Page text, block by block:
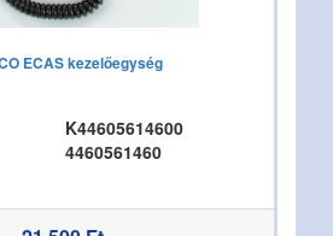
ECAS kezelőegység
K44605614600
4460561460